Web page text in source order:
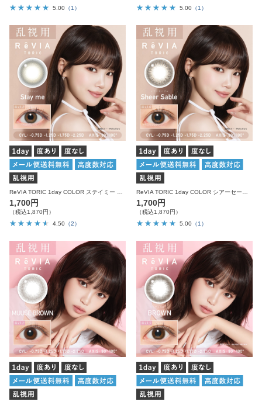
5.00 （1）
5.00 （1）
ReVIA TORIC 1day COLOR ステイミー 乱視用 10枚入り レヴィア カラコン
1,700円
（税込1,870円）
4.50 （2）
ReVIA TORIC 1day COLOR シアーセーブル 乱視用 10枚入り レヴィア カラコン
1,700円
（税込1,870円）
5.00 （1）